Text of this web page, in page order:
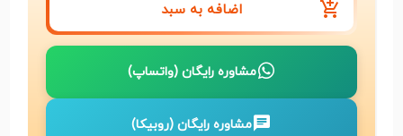
اضافه به سبد
مشاوره رایگان (واتساپ)
مشاوره رایگان (روبیکا)